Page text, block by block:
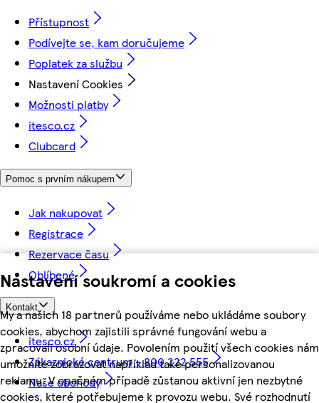
Nastavení soukromí a cookies
My a našich 18 partnerů používáme nebo ukládáme soubory
cookies, abychom zajistili správné fungování webu a
zpracovali osobní údaje. Povolením použití všech cookies nám
umožníte zobrazovat například také personalizovanou
reklamu. V opačném případě zůstanou aktivní jen nezbytné
cookies, které potřebujeme k provozu webu. Své rozhodnutí
Přístupnost
Podívejte se, kam doručujeme
Poplatek za službu
Nastavení Cookies
Možnosti platby
itesco.cz
Clubcard
Pomoc s prvním nákupem
Jak nakupovat
Registrace
Rezervace času
Oblíbené
Kontakt
itesco.cz
Zákaznické centrum - 800 222 555
Naše obchody